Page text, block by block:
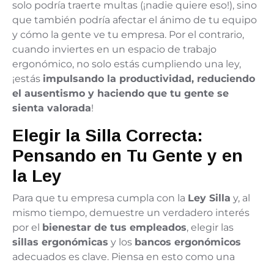
solo podría traerte multas (¡nadie quiere eso!), sino
que también podría afectar el ánimo de tu equipo
y cómo la gente ve tu empresa. Por el contrario,
cuando inviertes en un espacio de trabajo
ergonómico, no solo estás cumpliendo una ley,
¡estás impulsando la productividad, reduciendo
el ausentismo y haciendo que tu gente se
sienta valorada!
Elegir la Silla Correcta:
Pensando en Tu Gente y en
la Ley
Para que tu empresa cumpla con la Ley Silla y, al
mismo tiempo, demuestre un verdadero interés
por el
bienestar de tus empleados, elegir las
sillas ergonómicas y los bancos ergonómicos
adecuados es clave. Piensa en esto como una